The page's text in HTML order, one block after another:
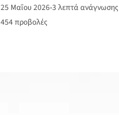
25 Μαΐου 2026•3 λεπτά ανάγνωσης
454προβολές